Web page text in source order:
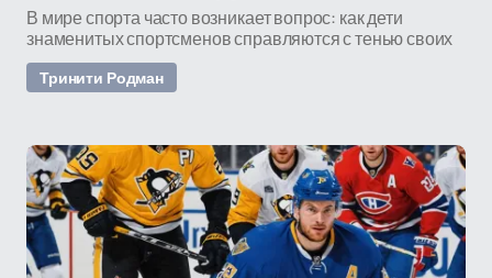
В мире спорта часто возникает вопрос: как дети
знаменитых спортсменов справляются с тенью своих
Тринити Родман